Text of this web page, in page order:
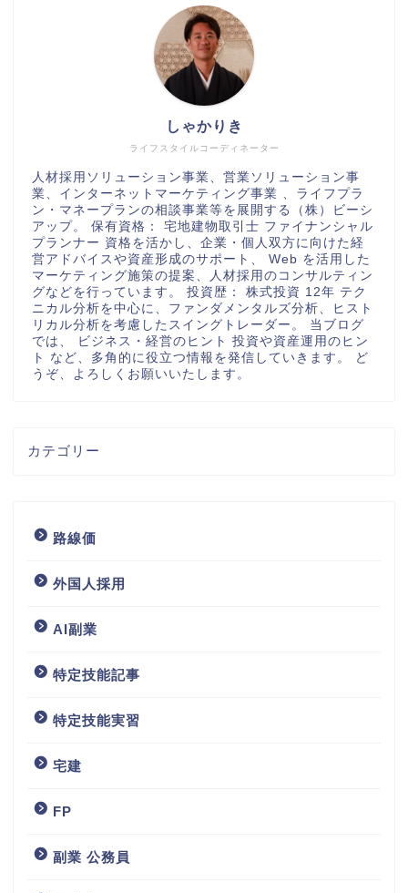
ライフスタイルコーディネーター
しゃかりき
人材採用ソリューション事業、営業ソリューション事
業、インターネットマーケティング事業 、ライフプラ
ン・マネープランの相談事業等を展開する（株）ビーシ
アップ。 保有資格： 宅地建物取引士 ファイナンシャル
プランナー 資格を活かし、企業・個人双方に向けた経
営アドバイスや資産形成のサポート、 Web を活用した
マーケティング施策の提案、人材採用のコンサルティン
グなどを行っています。 投資歴： 株式投資 12年 テク
ニカル分析を中心に、ファンダメンタルズ分析、ヒスト
リカル分析を考慮したスイングトレーダー。 当ブログ
では、 ビジネス・経営のヒント 投資や資産運用のヒン
ト など、多角的に役立つ情報を発信していきます。 ど
うぞ、よろしくお願いいたします。
カテゴリー
路線価
外国人採用
AI副業
特定技能記事
特定技能実習
宅建
FP
副業 公務員